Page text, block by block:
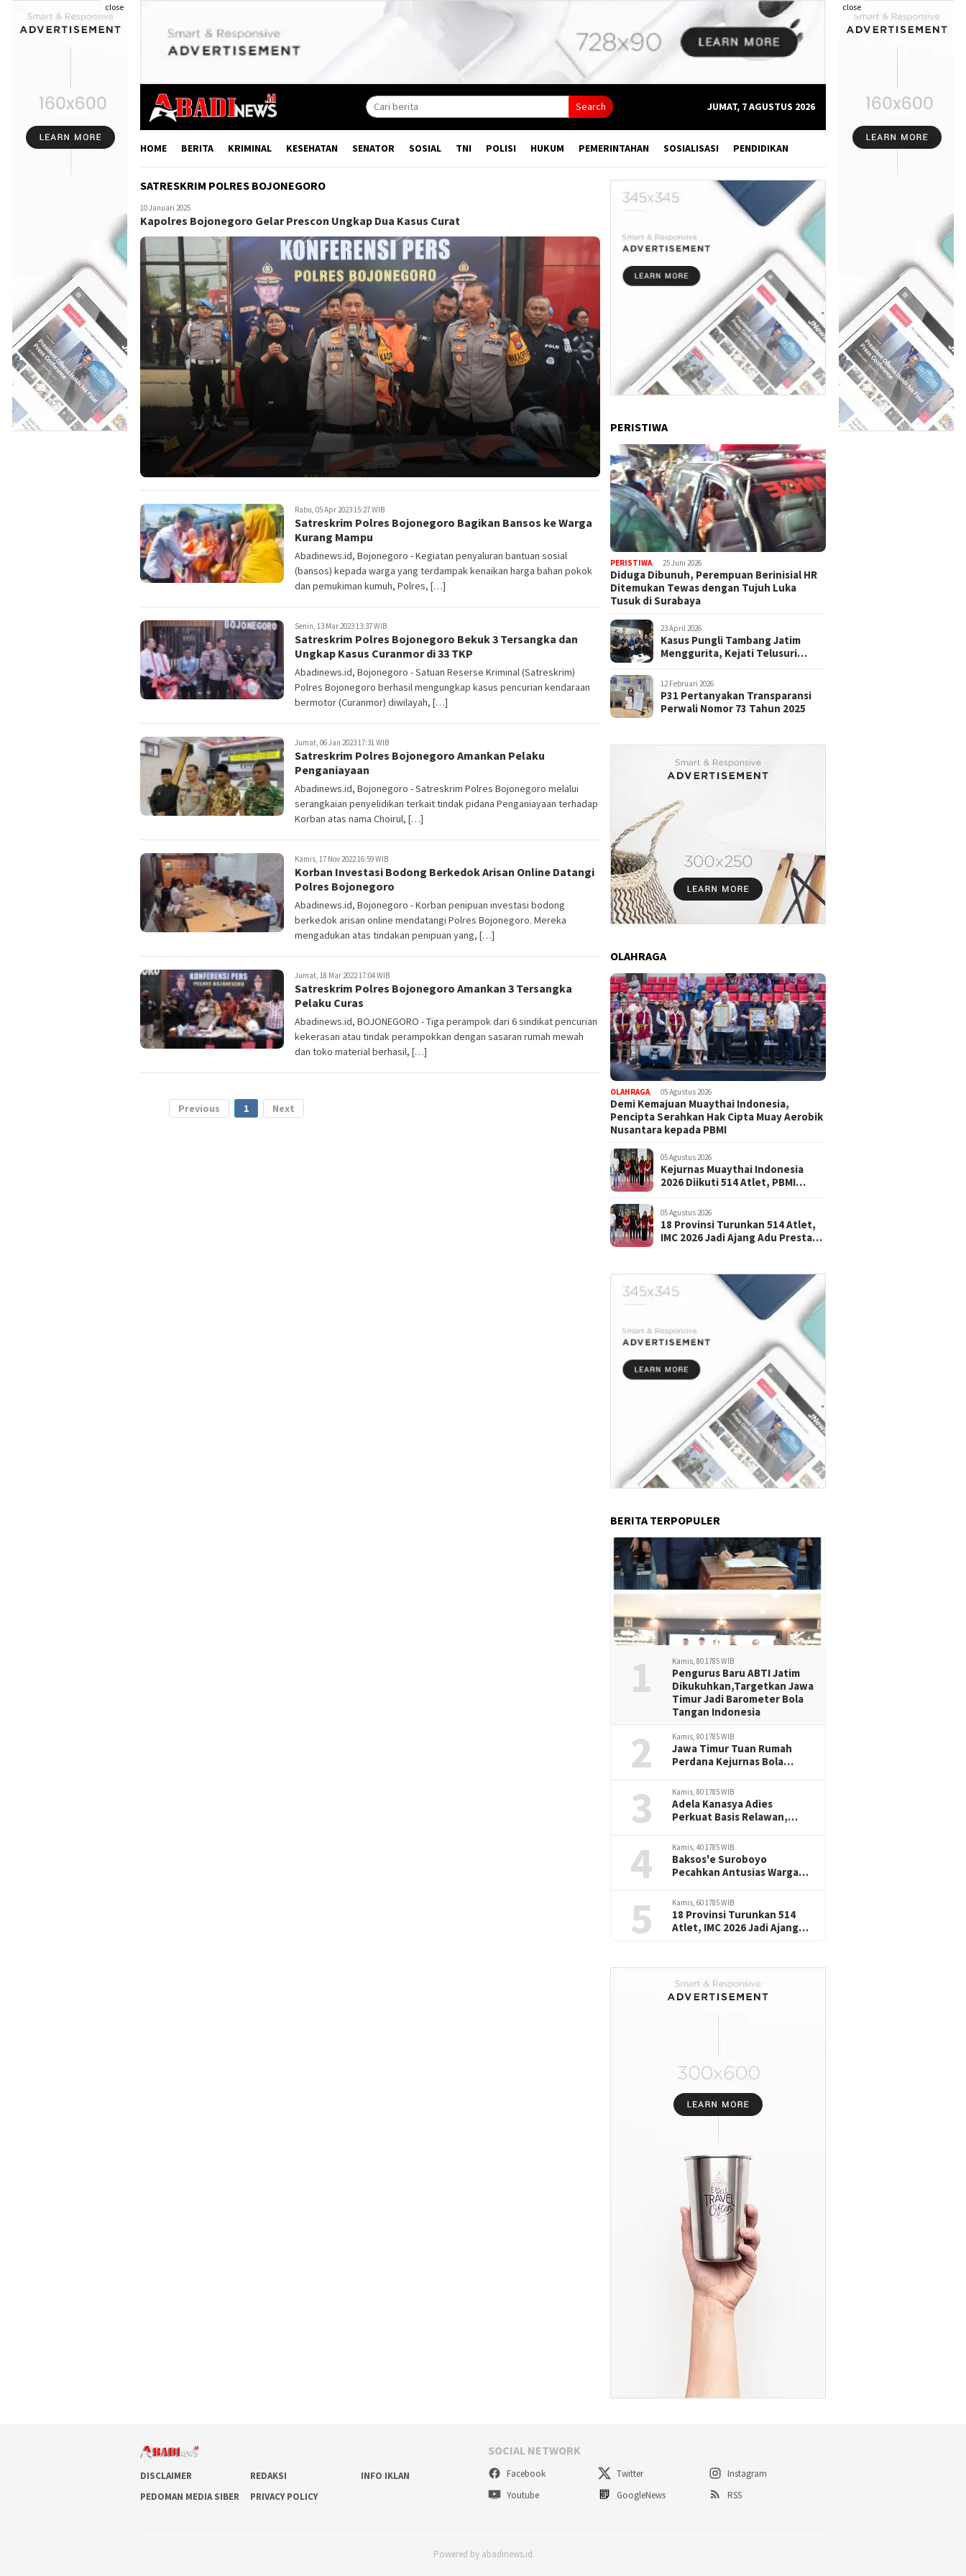
close close
Search JUMAT, 7 AGUSTUS 2026
HOME BERITA KRIMINAL KESEHATAN SENATOR SOSIAL TNI POLISI HUKUM PEMERINTAHAN SOSIALISASI PENDIDIKAN
SATRESKRIM POLRES BOJONEGORO
10 Januari 2025
Kapolres Bojonegoro Gelar Prescon Ungkap Dua Kasus Curat
Rabu, 05 Apr 2023 15:27 WIB
Satreskrim Polres Bojonegoro Bagikan Bansos ke Warga
Kurang Mampu
Abadinews.id, Bojonegoro - Kegiatan penyaluran bantuan sosial
(bansos) kepada warga yang terdampak kenaikan harga bahan pokok
dan pemukiman kumuh, Polres, […]
Senin, 13 Mar 2023 13:37 WIB
Satreskrim Polres Bojonegoro Bekuk 3 Tersangka dan
Ungkap Kasus Curanmor di 33 TKP
Abadinews.id, Bojonegoro - Satuan Reserse Kriminal (Satreskrim)
Polres Bojonegoro berhasil mengungkap kasus pencurian kendaraan
bermotor (Curanmor) diwilayah, […]
Jumat, 06 Jan 2023 17:31 WIB
Satreskrim Polres Bojonegoro Amankan Pelaku
Penganiayaan
Abadinews.id, Bojonegoro - Satreskrim Polres Bojonegoro melalui
serangkaian penyelidikan terkait tindak pidana Penganiayaan terhadap
Korban atas nama Choirul, […]
Kamis, 17 Nov 2022 16:59 WIB
Korban Investasi Bodong Berkedok Arisan Online Datangi
Polres Bojonegoro
Abadinews.id, Bojonegoro - Korban penipuan investasi bodong
berkedok arisan online mendatangi Polres Bojonegoro. Mereka
mengadukan atas tindakan penipuan yang, […]
Jumat, 18 Mar 2022 17:04 WIB
Satreskrim Polres Bojonegoro Amankan 3 Tersangka
Pelaku Curas
Abadinews.id, BOJONEGORO - Tiga perampok dari 6 sindikat pencurian
kekerasan atau tindak perampokkan dengan sasaran rumah mewah
dan toko material berhasil, […]
Previous 1 Next
PERISTIWA
PERISTIWA, 25 Juni 2026
Diduga Dibunuh, Perempuan Berinisial HR
Ditemukan Tewas dengan Tujuh Luka
Tusuk di Surabaya
23 April 2026
Kasus Pungli Tambang Jatim
Menggurita, Kejati Telusuri
12 Februari 2026
P31 Pertanyakan Transparansi
Perwali Nomor 73 Tahun 2025
OLAHRAGA
OLAHRAGA 05 Agustus 2026
Demi Kemajuan Muaythai Indonesia,
Pencipta Serahkan Hak Cipta Muay Aerobik
Nusantara kepada PBMI
05 Agustus 2026
Kejurnas Muaythai Indonesia
2026 Diikuti 514 Atlet, PBMI
05 Agustus 2026
18 Provinsi Turunkan 514 Atlet,
IMC 2026 Jadi Ajang Adu Prestasi
BERITA TERPOPULER
1 Kamis, 80 1785 WIB
Pengurus Baru ABTI Jatim
Dikukuhkan,Targetkan Jawa
Timur Jadi Barometer Bola
Tangan Indonesia
2 Kamis, 80 1785 WIB
Jawa Timur Tuan Rumah
Perdana Kejurnas Bola
Prestasi Handball Indonesia
3 Kamis, 80 1785 WIB
Adela Kanasya Adies
Perkuat Basis Relawan,
Surabaya-Sidoarjo
4 Kamis, 40 1785 WIB
Baksos'e Suroboyo
Pecahkan Antusias Warga
Terong Magnet Perayaan
HUT RI -81
5 Kamis, 60 1785 WIB
18 Provinsi Turunkan 514
Atlet, IMC 2026 Jadi Ajang
DISCLAIMER REDAKSI
INFO IKLAN
PEDOMAN MEDIA SIBER
PRIVACY POLICY
SOCIAL NETWORK
Facebook Twitter
Instagram
Youtube
GoogleNews RSS
Powered by abadinews.id